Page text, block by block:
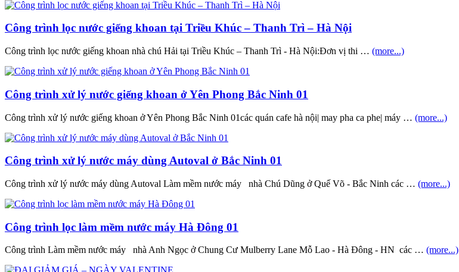
Công trình lọc nước giếng khoan tại Triều Khúc – Thanh Trì – Hà Nội
Công trình lọc nước giếng khoan nhà chú Hải tại Triều Khúc – Thanh Trì - Hà Nội:Đơn vị thi … (more...)
Công trình xử lý nước giếng khoan ở Yên Phong Bắc Ninh 01
Công trình xử lý nước giếng khoan ở Yên Phong Bắc Ninh 01các quán cafe hà nội| may pha ca phe| máy … (more...)
Công trình xử lý nước máy dùng Autoval ở Bắc Ninh 01
Công trình xử lý nước máy dùng Autoval Làm mềm nước máy nhà Chú Dũng ở Quế Võ - Bắc Ninh các … (more...)
Công trình lọc làm mềm nước máy Hà Đông 01
Công trình Làm mềm nước máy nhà Anh Ngọc ở Chung Cư Mulberry Lane Mỗ Lao - Hà Đông - HN các … (more...)